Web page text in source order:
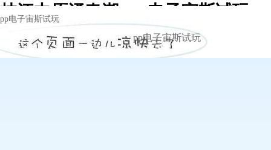
枝江中原涌春潮 -pp电子宙斯试玩
pp电子宙斯试玩
pp电子宙斯试玩